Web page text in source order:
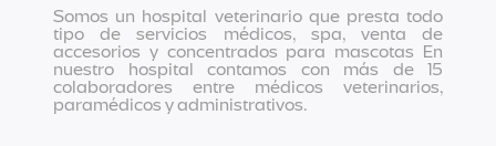
Somos un hospital veterinario que presta todo
tipo de servicios médicos, spa, venta de
accesorios y concentrados para mascotas En
nuestro hospital contamos con más de 15
colaboradores entre médicos veterinarios,
paramédicos y administrativos.